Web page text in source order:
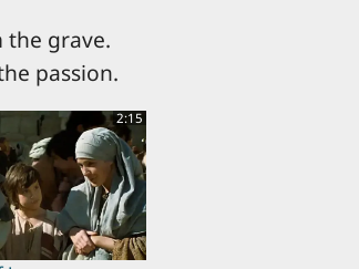
the grave.
passion.
2:15